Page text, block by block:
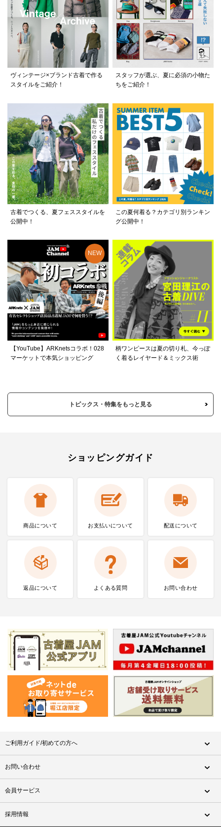
ヴィンテージ×ブランド古着で作る
スタイルをご紹介！
スタッフが選ぶ、夏に必須の小物た
ちをご紹介！
古着でつくる、夏フェススタイルを
公開中！
この夏何着る？カテゴリ別ランキン
グ公開中！
【YouTube】ARKnetsコラボ！028
マーケットで本気ショッピング
柄ワンピースは夏の切り札、今っぽ
く着るレイヤード＆ミックス術
トピックス・特集をもっと見る
ショッピングガイド
商品について お支払いについて 配送について
返品について よくある質問 お問い合わせ
ご利用ガイド/初めての方へ
お問い合わせ
会員サービス
採用情報